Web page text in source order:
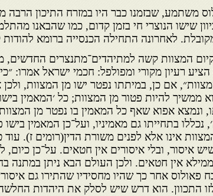
משתמע, שבזמנו כבר היו במזרח התיכון הרבה
שישו הנוצרי חי בזמן קדום, כמו שהבאנו
לאחרונה התחילה הכנסייה ברומא להודות
המצוות קשה למתיהדים־מתנצרים החדשים,
רעיון מקורי ומפולפל: חכמי ישראל אמרו:
אם כן, במיתתו נפטר ישו מן המצוות,
ממשיך להיות פטור מן המצוות; כל ׳המאמין בישו׳
ונמצא אפוא שאף כל המאמין בו נפטר מן
נכללו בתחייתו גם מאמיניו, ועל־כן המאמין
אינו אלא לפנים משורת הדין(רומים ז).
איסור, ובלי איסורים אין חטאים. על־כן כיום,
אין חטאים. ולכן העולם הבא ניתן במתנה
פאולוס אחר כך שהיו מחסידיו שהתירו גם
התכוון. הוא דרש שיש לסלק את היהדות